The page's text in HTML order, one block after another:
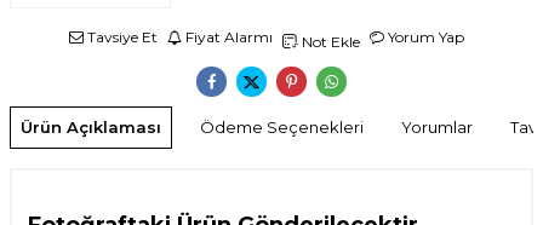
Tavsiye Et Fiyat Alarmı Not Ekle Yorum Yap
Ürün Açıklaması Ödeme Seçenekleri Yorumlar